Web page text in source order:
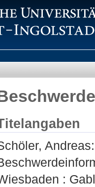
Andreas:
: